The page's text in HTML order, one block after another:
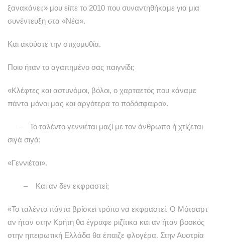
ξανακάνει;» μου είπε το 2010 που συναντηθήκαμε για μια
συνέντευξη στα «Νέα».
Και ακούστε την στιχομυθία.
Ποιο ήταν το αγαπημένο σας παιγνίδι;
«Κλέφτες και αστυνόμοι, βόλοι, ο χαρταετός που κάναμε
πάντα μόνοι μας και αργότερα το ποδόσφαιρο».
– Το ταλέντο γεννιέται μαζί με τον άνθρωπο ή χτίζεται
σιγά σιγά;
«Γεννιέται».
– Και αν δεν εκφραστεί;
«Το ταλέντο πάντα βρίσκει τρόπο να εκφραστεί. Ο Μότσαρτ
αν ήταν στην Κρήτη θα έγραφε ριζίτικα και αν ήταν βοσκός
στην ηπειρωτική Ελλάδα θα έπαιζε φλογέρα. Στην Αυστρία